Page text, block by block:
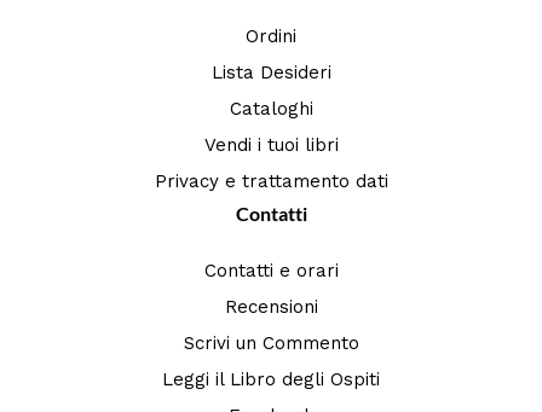
Ordini
Lista Desideri
Cataloghi
Vendi i tuoi libri
Privacy e trattamento dati
Contatti
Contatti e orari
Recensioni
Scrivi un Commento
Leggi il Libro degli Ospiti